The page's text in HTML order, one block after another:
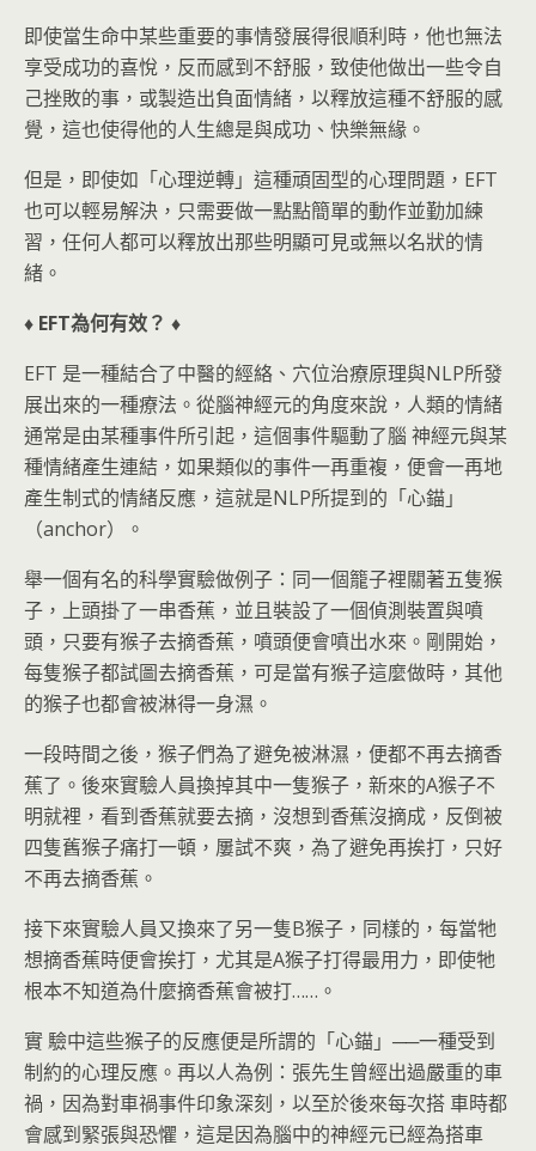
即使當生命中某些重要的事情發展得很順利時，他也無法
享受成功的喜悅，反而感到不舒服，致使他做出一些令自
己挫敗的事，或製造出負面情緒，以釋放這種不舒服的感
覺，這也使得他的人生總是與成功、快樂無緣。
但是，即使如「心理逆轉」這種頑固型的心理問題，EFT
也可以輕易解決，只需要做一點點簡單的動作並勤加練
習，任何人都可以釋放出那些明顯可見或無以名狀的情
緒。
♦ EFT為何有效？ ♦
EFT 是一種結合了中醫的經絡、穴位治療原理與NLP所發
展出來的一種療法。從腦神經元的角度來說，人類的情緒
通常是由某種事件所引起，這個事件驅動了腦 神經元與某
種情緒產生連結，如果類似的事件一再重複，便會一再地
產生制式的情緒反應，這就是NLP所提到的「心錨」
（anchor）。
舉一個有名的科學實驗做例子：同一個籠子裡關著五隻猴
子，上頭掛了一串香蕉，並且裝設了一個偵測裝置與噴
頭，只要有猴子去摘香蕉，噴頭便會噴出水來。剛開始，
每隻猴子都試圖去摘香蕉，可是當有猴子這麼做時，其他
的猴子也都會被淋得一身濕。
一段時間之後，猴子們為了避免被淋濕，便都不再去摘香
蕉了。後來實驗人員換掉其中一隻猴子，新來的A猴子不
明就裡，看到香蕉就要去摘，沒想到香蕉沒摘成，反倒被
四隻舊猴子痛打一頓，屢試不爽，為了避免再挨打，只好
不再去摘香蕉。
接下來實驗人員又換來了另一隻B猴子，同樣的，每當牠
想摘香蕉時便會挨打，尤其是A猴子打得最用力，即使牠
根本不知道為什麼摘香蕉會被打……。
實 驗中這些猴子的反應便是所謂的「心錨」──一種受到
制約的心理反應。再以人為例：張先生曾經出過嚴重的車
禍，因為對車禍事件印象深刻，以至於後來每次搭 車時都
會感到緊張與恐懼，這是因為腦中的神經元已經為搭車